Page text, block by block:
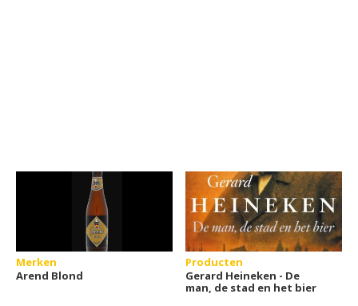
Merken
Arend Blond
Producten
Gerard Heineken - De
man, de stad en het bier